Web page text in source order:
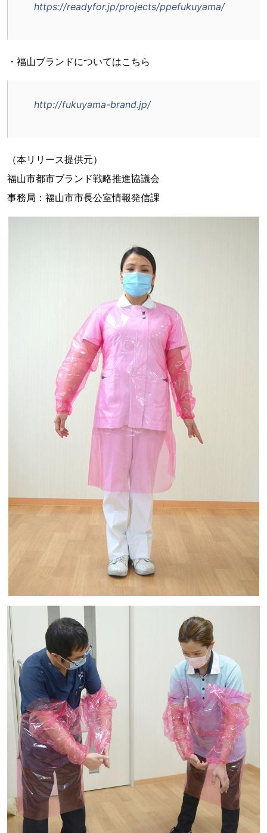
https://readyfor.jp/projects/ppefukuyama/
・福山ブランドについてはこちら
http://fukuyama-brand.jp/
（本リリース提供元）
福山市都市ブランド戦略推進協議会
事務局：福山市市長公室情報発信課